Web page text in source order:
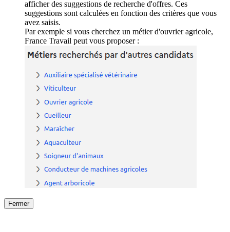
afficher des suggestions de recherche d'offres. Ces
suggestions sont calculées en fonction des critères que vous
avez saisis.
Par exemple si vous cherchez un métier d'ouvrier agricole,
France Travail peut vous proposer :
Fermer